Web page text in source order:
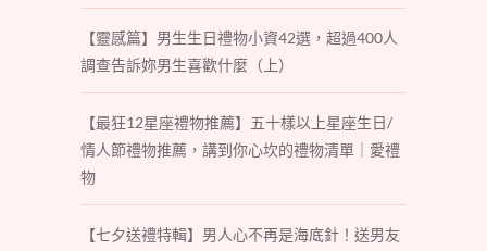
【靈感篇】男生生日禮物小資42選，超過400人
調查告訴妳男生喜歡什麼（上）
【最狂12星座禮物推薦】五十樣以上星座生日/
情人節禮物推薦，講到你心坎的禮物清單｜愛禮
物
【七夕送禮特輯】男人心不再是海底針！送男友